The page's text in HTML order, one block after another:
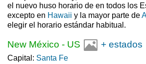
el nuevo huso horario de en todos los
excepto en Hawaii y la mayor parte de
elegir el horario estándar habitual.
New México - US + estados
Capital: Santa Fe